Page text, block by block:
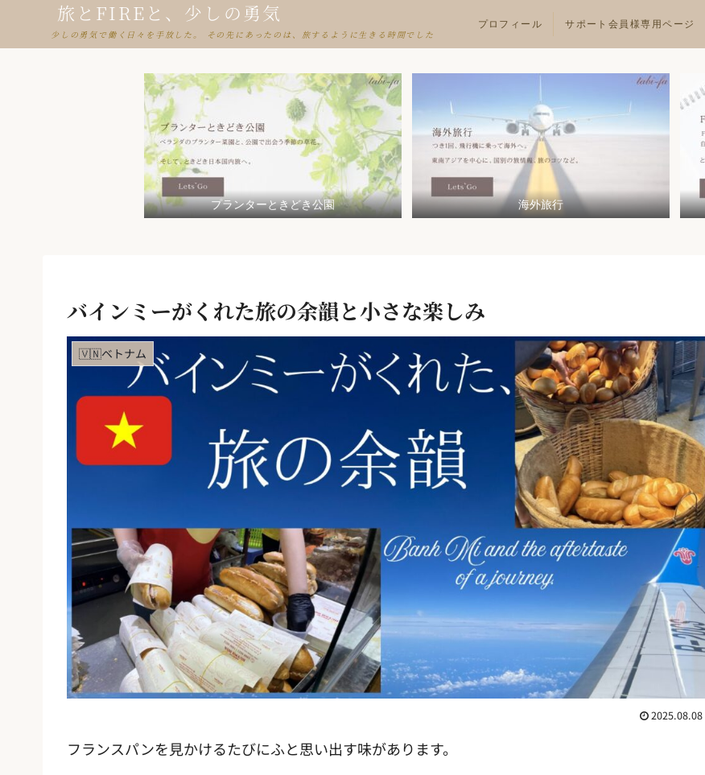
旅とFIREと、少しの勇気
少しの勇気で働く日々を手放した。 その先にあったのは、旅するように生きる時間でした
プロフィール サポート会員様専用ページ
プランターときどき公園 海外旅行
バインミーがくれた旅の余韻と小さな楽しみ
🇻🇳ベトナム
2025.08.08
フランスパンを見かけるたびにふと思い出す味があります。